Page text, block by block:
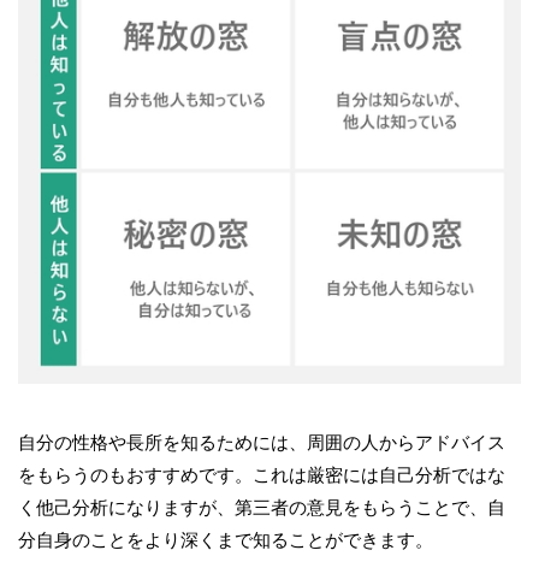
自分の性格や長所を知るためには、周囲の人からアドバイス
をもらうのもおすすめです。これは厳密には自己分析ではな
く他己分析になりますが、第三者の意見をもらうことで、自
分自身のことをより深くまで知ることができます。